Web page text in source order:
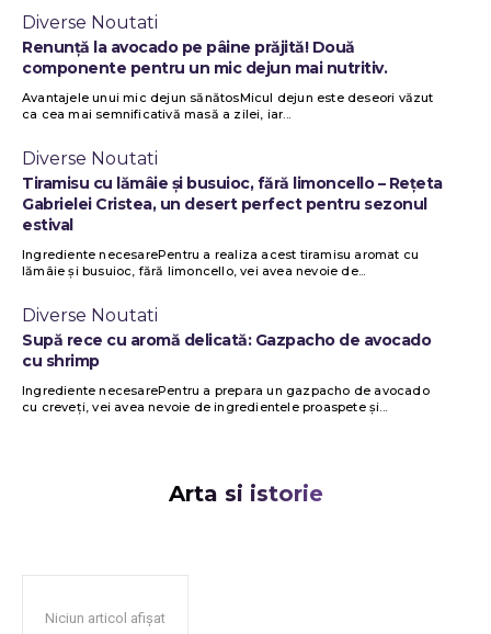
Diverse Noutati
Renunță la avocado pe pâine prăjită! Două
componente pentru un mic dejun mai nutritiv.
Avantajele unui mic dejun sănătosMicul dejun este deseori văzut
ca cea mai semnificativă masă a zilei, iar...
Diverse Noutati
Tiramisu cu lămâie și busuioc, fără limoncello – Rețeta
Gabrielei Cristea, un desert perfect pentru sezonul
estival
Ingrediente necesarePentru a realiza acest tiramisu aromat cu
lămâie și busuioc, fără limoncello, vei avea nevoie de...
Diverse Noutati
Supă rece cu aromă delicată: Gazpacho de avocado
cu shrimp
Ingrediente necesarePentru a prepara un gazpacho de avocado
cu creveți, vei avea nevoie de ingredientele proaspete și...
Arta si istorie
Niciun articol afișat